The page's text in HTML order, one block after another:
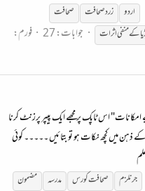
اردو زردصحافت
صحافت
کے منفی اثرات جوابات: 27
فورم:
اس ٹاپک پر مجھے ایک پیپر پرزنٹ کرنا
ذہن میں کچھ نکات ہو تو بتائیں ۔۔۔۔۔ کوئی
جرنلزم صحافتکورس مدرسہ
مضمون